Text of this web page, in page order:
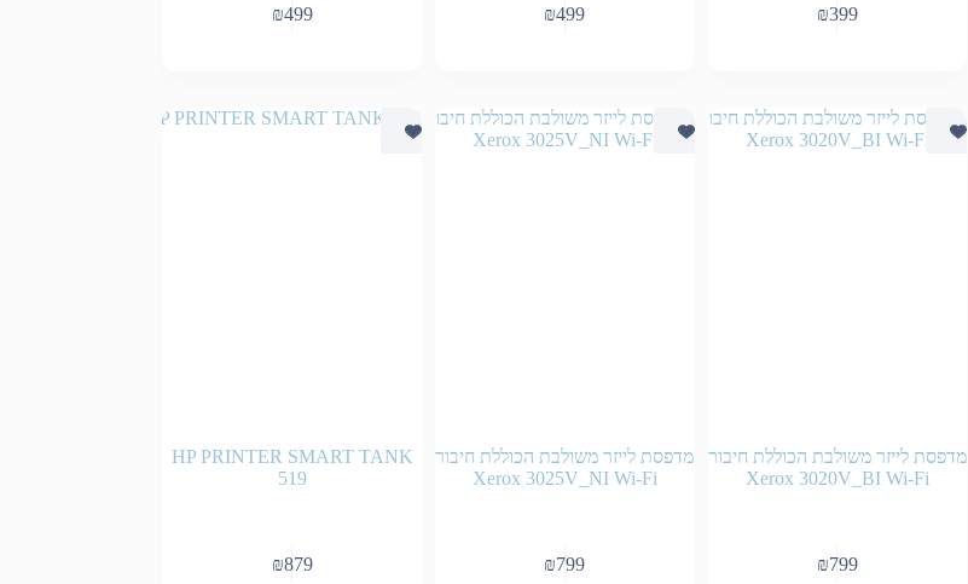
₪399
₪499
₪499
מדפסת לייזר משולבת הכוללת חיבור
Xerox 3020V_BI Wi-Fi
₪799
מדפסת לייזר משולבת הכוללת חיבור
Xerox 3025V_NI Wi-Fi
₪799
HP PRINTER SMART TANK
519
₪879